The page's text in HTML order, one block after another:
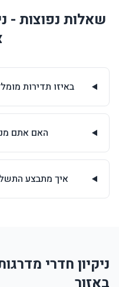
שאלות נפוצות -
באיזו תדירות
האם אתם
איך מתבצע
ניקיון חדרי